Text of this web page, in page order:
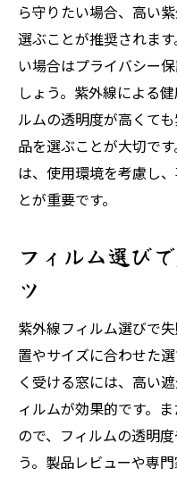
ら守りたい場合、高い
選ぶことが推奨されま
い場合はプライバシー
しょう。紫外線による
ルムの透明度が高くて
品を選ぶことが大切で
は、使用環境を考慮し
とが重要です。
フィルム選び
ツ
紫外線フィルム選びで
置やサイズに合わせた
く受ける窓には、高い
ィルムが効果的です。
ので、フィルムの透明
う。製品レビューや専